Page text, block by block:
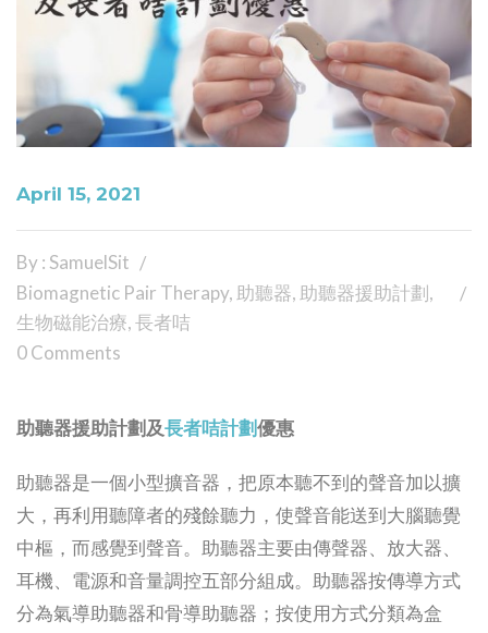
April 15, 2021
By : SamuelSit
Biomagnetic Pair Therapy,助聽器,助聽器援助計劃,
生物磁能治療,長者咭
0 Comments
助聽器援助計劃及長者咭計劃優惠
助聽器是一個小型擴音器，把原本聽不到的聲音加以擴
大，再利用聽障者的殘餘聽力，使聲音能送到大腦聽覺
中樞，而感覺到聲音。助聽器主要由傳聲器、放大器、
耳機、電源和音量調控五部分組成。助聽器按傳導方式
分為氣導助聽器和骨導助聽器；按使用方式分類為盒